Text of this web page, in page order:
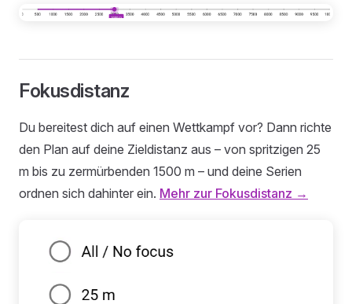
Fokusdistanz
Du bereitest dich auf einen Wettkampf vor? Dann richte
den Plan auf deine Zieldistanz aus – von spritzigen 25
m bis zu zermürbenden 1500 m – und deine Serien
ordnen sich dahinter ein. Mehr zur Fokusdistanz →